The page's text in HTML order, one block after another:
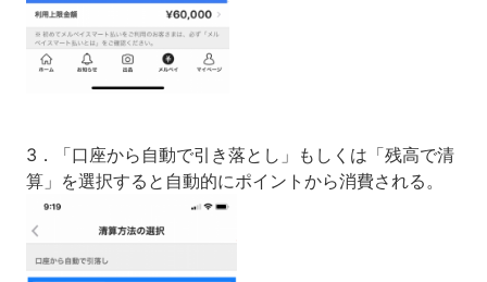
3．「口座から自動で引き落とし」もしくは「残高で清
算」を選択すると自動的にポイントから消費される。